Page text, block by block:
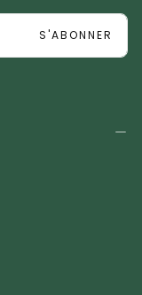
S'ABONNER